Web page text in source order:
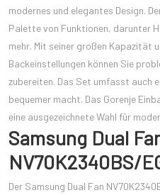
modernes und elegantes Design.
Palette von Funktionen, darunter
mehr. Mit seiner großen Kapazität
Backeinstellungen können Sie
zubereiten. Das Set umfasst auch
bequemer macht. Das Gorenje
eine ausgezeichnete Wahl für
Samsung Dual
NV70K2340BS/
Der Samsung Dual Fan